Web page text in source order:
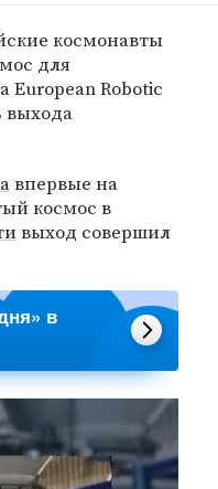
космонавты
для
European Robotic
выхода
впервые на
космос в
выход совершил
в